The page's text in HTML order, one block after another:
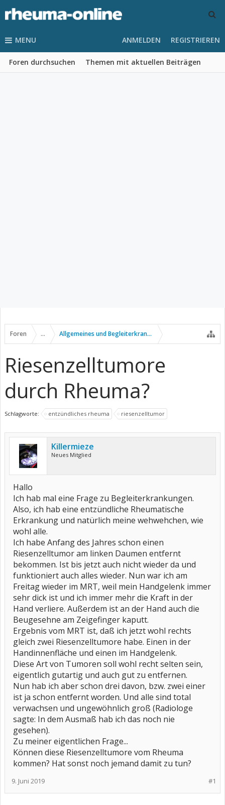
MENU
Foren durchsuchen Themen mit aktuellen Beiträgen
ANMELDEN REGISTRIEREN
Foren ... Allgemeines und Begleiterkrankungen
Riesenzelltumore
durch Rheuma?
Schlagworte: entzündliches rheuma riesenzelltumor
Killermieze
Neues Mitglied
Hallo
Ich hab mal eine Frage zu Begleiterkrankungen.
Also, ich hab eine entzündliche Rheumatische
Erkrankung und natürlich meine wehwehchen, wie
wohl alle.
Ich habe Anfang des Jahres schon einen
Riesenzelltumor am linken Daumen entfernt
bekommen. Ist bis jetzt auch nicht wieder da und
funktioniert auch alles wieder. Nun war ich am
Freitag wieder im MRT, weil mein Handgelenk immer
sehr dick ist und ich immer mehr die Kraft in der
Hand verliere. Außerdem ist an der Hand auch die
Beugesehne am Zeigefinger kaputt.
Ergebnis vom MRT ist, daß ich jetzt wohl rechts
gleich zwei Riesenzelltumore habe. Einen in der
Handinnenfläche und einen im Handgelenk.
Diese Art von Tumoren soll wohl recht selten sein,
eigentlich gutartig und auch gut zu entfernen.
Nun hab ich aber schon drei davon, bzw. zwei einer
ist ja schon entfernt worden. Und alle sind total
verwachsen und ungewöhnlich groß (Radiologe
sagte: In dem Ausmaß hab ich das noch nie
gesehen).
Zu meiner eigentlichen Frage...
Können diese Riesenzelltumore vom Rheuma
kommen? Hat sonst noch jemand damit zu tun?
#1
9. Juni 2019